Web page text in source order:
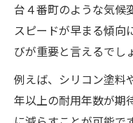
び
外壁塗装の
外壁塗装の人
外壁塗装の
外壁塗装に
台４番町のような気候
スピードが早まる傾向
びが重要と言えるでし
例えば、シリコン塗料
年以上の耐用年数が期